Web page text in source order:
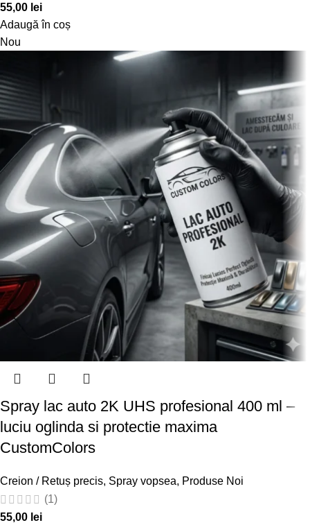
55,00 lei
Adaugă în coș
Nou
Spray lac auto 2K UHS profesional 400 ml –
luciu oglinda si protectie maxima
CustomColors
Creion / Retuș precis, Spray vopsea, Produse Noi
(1)
55,00 lei